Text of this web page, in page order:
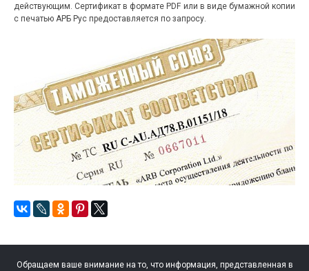
действующим. Сертификат в формате PDF или в виде бумажной копии
с печатью АРБ Рус предоставляется по запросу.
Обращаем ваше внимание на то, что информация, представленная в